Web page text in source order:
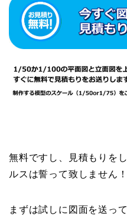
無料ですし、見積もりを
ルスは誓って致しません！
まずは試しに図面を送っ